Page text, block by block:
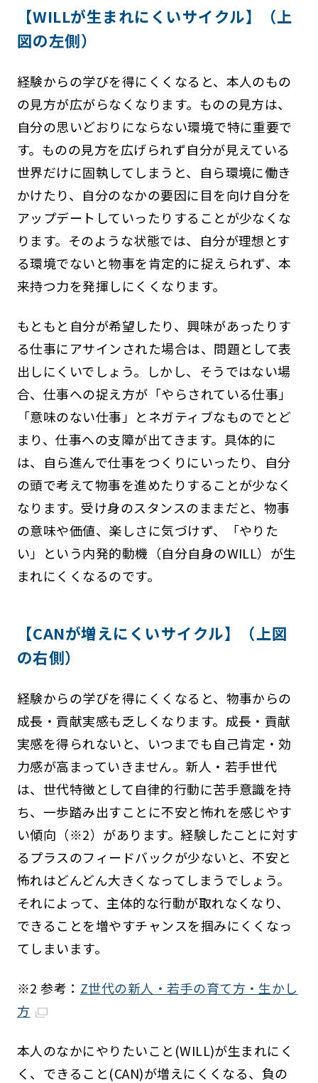
【WILLが生まれにくいサイクル】（上
図の左側）
経験からの学びを得にくくなると、本人のもの
の見方が広がらなくなります。ものの見方は、
自分の思いどおりにならない環境で特に重要で
す。ものの見方を広げられず自分が見えている
世界だけに固執してしまうと、自ら環境に働き
かけたり、自分のなかの要因に目を向け自分を
アップデートしていったりすることが少なくな
ります。そのような状態では、自分が理想とす
る環境でないと物事を肯定的に捉えられず、本
来持つ力を発揮しにくくなります。
もともと自分が希望したり、興味があったりす
る仕事にアサインされた場合は、問題として表
出しにくいでしょう。しかし、そうではない場
合、仕事への捉え方が「やらされている仕事」
「意味のない仕事」とネガティブなものでとど
まり、仕事への支障が出てきます。具体的に
は、自ら進んで仕事をつくりにいったり、自分
の頭で考えて物事を進めたりすることが少なく
なります。受け身のスタンスのままだと、物事
の意味や価値、楽しさに気づけず、「やりた
い」という内発的動機（自分自身のWILL）が生
まれにくくなるのです。
【CANが増えにくいサイクル】（上図
の右側）
経験からの学びを得にくくなると、物事からの
成長・貢献実感も乏しくなります。成長・貢献
実感を得られないと、いつまでも自己肯定・効
力感が高まっていきません。新人・若手世代
は、世代特徴として自律的行動に苦手意識を持
ち、一歩踏み出すことに不安と怖れを感じやす
い傾向（※2）があります。経験したことに対す
るプラスのフィードバックが少ないと、不安と
怖れはどんどん大きくなってしまうでしょう。
それによって、主体的な行動が取れなくなり、
できることを増やすチャンスを掴みにくくなっ
てしまいます。
※2 参考： Z世代の新人・若手の育て方・生かし
方
本人のなかにやりたいこと(WILL)が生まれにく
く、できること(CAN)が増えにくくなる、負の